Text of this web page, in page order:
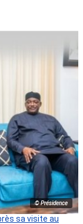
© Présidence
sa visite au